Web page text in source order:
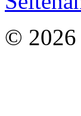
© 2026